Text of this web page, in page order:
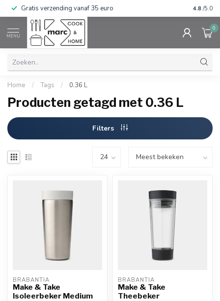
Gratis verzending vanaf 35 euro 4.8 /5.0
MENU
0
Home / Tags / 0.36 L
Producten getagd met 0.36 L
Filters
BRABANTIA
Make & Take
Isoleerbeker Medium
BRABANTIA
Make & Take
Theebeker